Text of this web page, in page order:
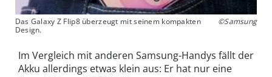
Das Galaxy Z Flip8 überzeugt mit seinem kompakten
Design.
©Samsung
Im Vergleich mit anderen Samsung-Handys fällt der
Akku allerdings etwas klein aus: Er hat nur eine